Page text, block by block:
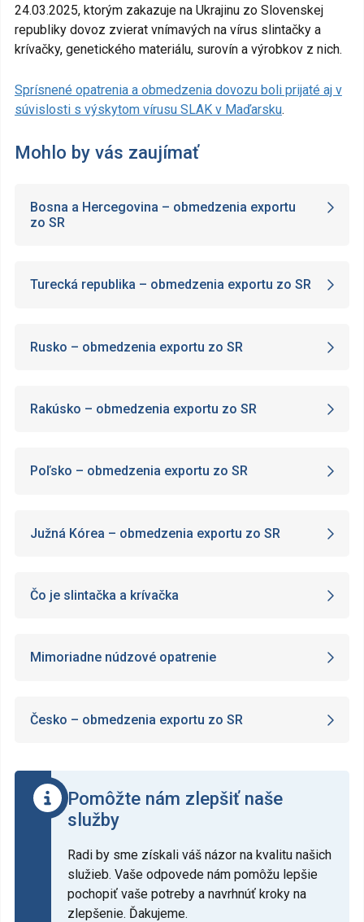
24.03.2025, ktorým zakazuje na Ukrajinu zo Slovenskej
republiky dovoz zvierat vnímavých na vírus slintačky a
krívačky, genetického materiálu, surovín a výrobkov z nich.
Sprísnené opatrenia a obmedzenia dovozu boli prijaté aj v
súvislosti s výskytom vírusu SLAK v Maďarsku.
Mohlo by vás zaujímať
Bosna a Hercegovina – obmedzenia exportu
zo SR
Turecká republika – obmedzenia exportu zo SR
Rusko – obmedzenia exportu zo SR
Rakúsko – obmedzenia exportu zo SR
Poľsko – obmedzenia exportu zo SR
Južná Kórea – obmedzenia exportu zo SR
Čo je slintačka a krívačka
Mimoriadne núdzové opatrenie
Česko – obmedzenia exportu zo SR
Pomôžte nám zlepšiť naše
služby
Radi by sme získali váš názor na kvalitu našich
služieb. Vaše odpovede nám pomôžu lepšie
pochopiť vaše potreby a navrhnúť kroky na
zlepšenie. Ďakujeme.